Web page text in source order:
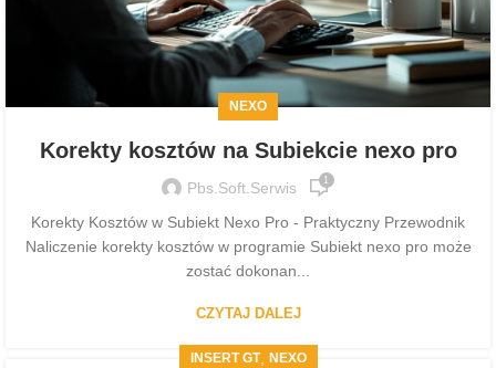
NEXO
Korekty kosztów na Subiekcie nexo pro
Pbs.soft.serwis 1
Korekty Kosztów w Subiekt Nexo Pro - Praktyczny Przewodnik
Naliczenie korekty kosztów w programie Subiekt nexo pro może
zostać dokonan...
CZYTAJ DALEJ
INSERT GT, NEXO